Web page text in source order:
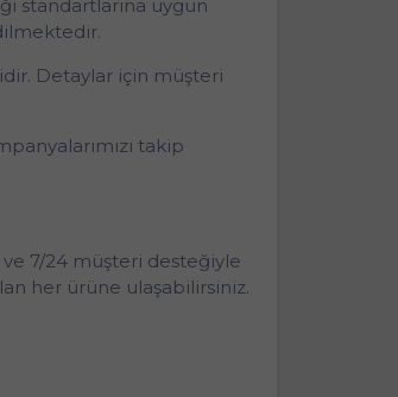
standartlarına uygun
Detaylar için müşteri
takip
7/24 müşteri desteğiyle
her ürüne ulaşabilirsiniz.